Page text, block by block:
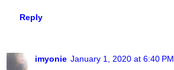
Reply
imyonie January 1, 2020 at 6:40 PM